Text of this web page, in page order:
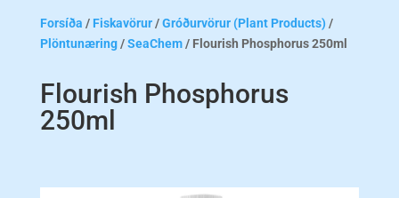
Forsíða / Fiskavörur/Gróðurvörur (Plant Products) /
Plöntunæring/SeaChem/ Flourish Phosphorus 250ml
Flourish Phosphorus
250ml